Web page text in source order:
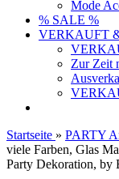
Mode
% SALE %
VERKAUFT
Zur Zeit
Startseite » PARTY
viele Farben, Glas
Party Dekoration,